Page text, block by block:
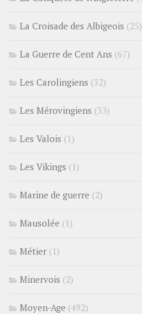
La Croisade des Albigeois (25)
La Guerre de Cent Ans (67)
Les Carolingiens (32)
Les Mérovingiens (33)
Les Valois (1)
Les Vikings (1)
Marine de guerre (2)
Mausolée (1)
Métier (1)
Minervois (2)
Moyen-Age (492)